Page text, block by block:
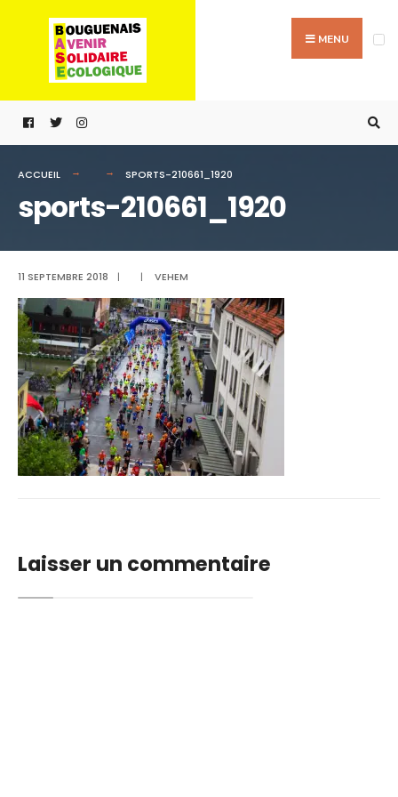
contenu
MENU
ACCUEIL SPORTS-210661_1920
sports-210661_1920
11 SEPTEMBRE 2018 | | VEHEM
Laisser un commentaire
for: